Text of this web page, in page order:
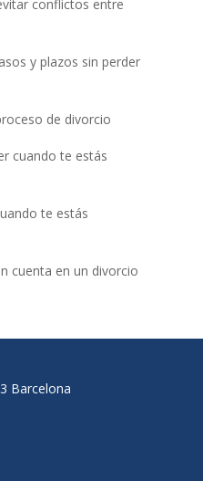
conflictos entre
y plazos sin perder
de divorcio
cuando te estás
te estás
cuenta en un divorcio
Barcelona